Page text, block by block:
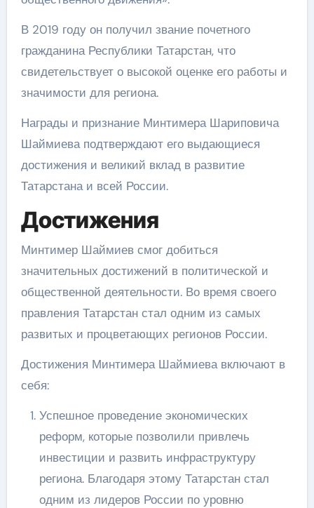
В 2019 году он получил звание почетного
гражданина Республики Татарстан, что
свидетельствует о высокой оценке его работы и
значимости для региона.
Награды и признание Минтимера Шариповича
Шаймиева подтверждают его выдающиеся
достижения и великий вклад в развитие
Татарстана и всей России.
Достижения
Минтимер Шаймиев смог добиться
значительных достижений в политической и
общественной деятельности. Во время своего
правления Татарстан стал одним из самых
развитых и процветающих регионов России.
Достижения Минтимера Шаймиева включают в
себя:
Успешное проведение экономических
реформ, которые позволили привлечь
инвестиции и развить инфраструктуру
региона. Благодаря этому Татарстан стал
одним из лидеров России по уровню